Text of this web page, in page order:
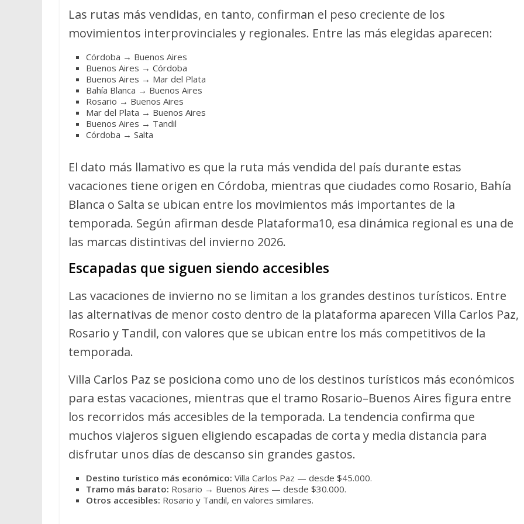
Las rutas más vendidas, en tanto, confirman el peso creciente de los
movimientos interprovinciales y regionales. Entre las más elegidas aparecen:
Córdoba → Buenos Aires
Buenos Aires → Córdoba
Buenos Aires → Mar del Plata
Bahía Blanca → Buenos Aires
Rosario → Buenos Aires
Mar del Plata → Buenos Aires
Buenos Aires → Tandil
Córdoba → Salta
El dato más llamativo es que la ruta más vendida del país durante estas
vacaciones tiene origen en Córdoba, mientras que ciudades como Rosario, Bahía
Blanca o Salta se ubican entre los movimientos más importantes de la
temporada. Según afirman desde Plataforma10, esa dinámica regional es una de
las marcas distintivas del invierno 2026.
Escapadas que siguen siendo accesibles
Las vacaciones de invierno no se limitan a los grandes destinos turísticos. Entre
las alternativas de menor costo dentro de la plataforma aparecen Villa Carlos Paz,
Rosario y Tandil, con valores que se ubican entre los más competitivos de la
temporada.
Villa Carlos Paz se posiciona como uno de los destinos turísticos más económicos
para estas vacaciones, mientras que el tramo Rosario–Buenos Aires figura entre
los recorridos más accesibles de la temporada. La tendencia confirma que
muchos viajeros siguen eligiendo escapadas de corta y media distancia para
disfrutar unos días de descanso sin grandes gastos.
Destino turístico más económico: Villa Carlos Paz — desde $45.000.
Tramo más barato: Rosario → Buenos Aires — desde $30.000.
Otros accesibles: Rosario y Tandil, en valores similares.